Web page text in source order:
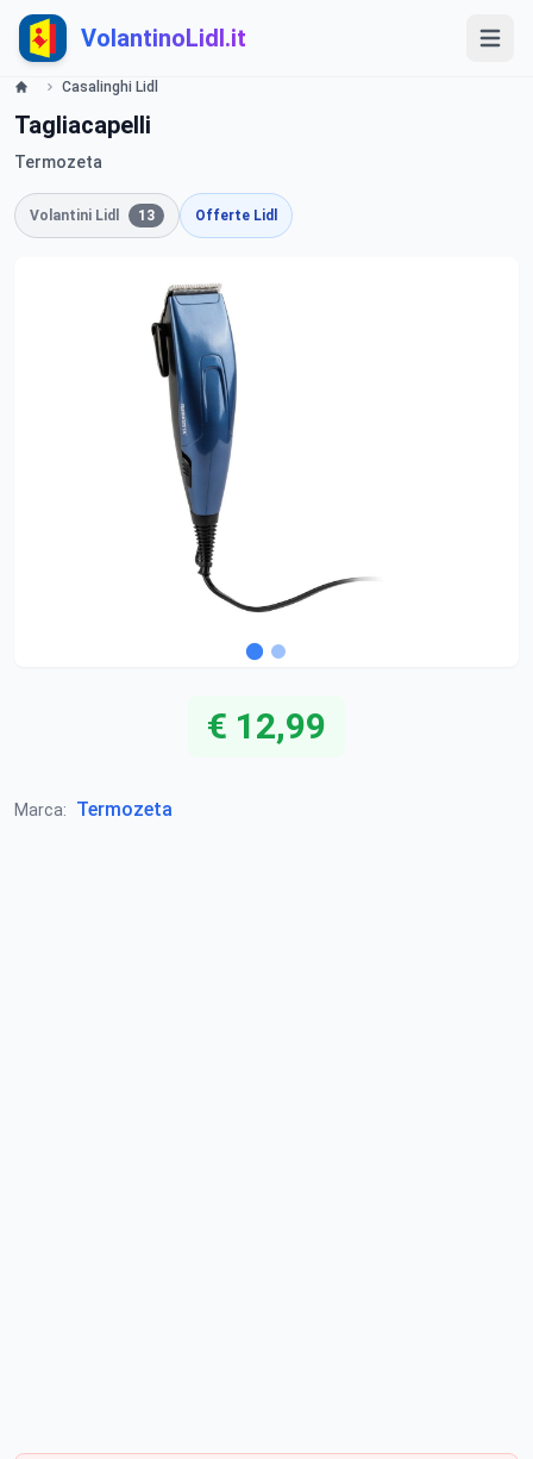
VolantinoLidl.it
Casalinghi Lidl
Tagliacapelli
Termozeta
Volantini Lidl 13 Offerte Lidl
€ 12,99
Marca: Termozeta